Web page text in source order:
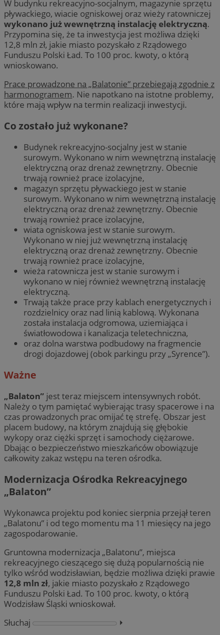
W budynku rekreacyjno-socjalnym, magazynie sprzętu
pływackiego, wiacie ogniskowej oraz wieży ratowniczej
wykonano już wewnętrzną instalację elektryczną.
Przypomina się, że ta inwestycja jest możliwa dzięki
12,8 mln zł, jakie miasto pozyskało z Rządowego
Funduszu Polski Ład. To 100 proc. kwoty, o którą
wnioskowano.
Prace prowadzone na „Balatonie” przebiegają zgodnie z
harmonogramem. Nie napotkano na istotne problemy,
które mają wpływ na termin realizacji inwestycji.
Co zostało już wykonane?
Budynek rekreacyjno-socjalny jest w stanie
surowym. Wykonano w nim wewnętrzną instalację
elektryczną oraz drenaż zewnętrzny. Obecnie
trwają rownież prace izolacyjne,
magazyn sprzętu pływackiego jest w stanie
surowym. Wykonano w nim wewnętrzną instalację
elektryczną oraz drenaż zewnętrzny. Obecnie
trwają rownież prace izolacyjne,
wiata ogniskowa jest w stanie surowym.
Wykonano w niej już wewnętrzną instalację
elektryczną oraz drenaż zewnętrzny. Obecnie
trwają rownież prace izolacyjne,
wieża ratownicza jest w stanie surowym i
wykonano w niej również wewnętrzną instalację
elektryczną.
Trwają także prace przy kablach energetycznych i
rozdzielnicy oraz nad linią kablową. Wykonana
została instalacja odgromowa, uziemiająca i
światłowodowa i kanalizacja teletechniczna,
oraz dolna warstwa podbudowy na fragmencie
drogi dojazdowej (obok parkingu przy „Syrence”).
Ważne
„Balaton” jest teraz miejscem intensywnych robót.
Należy o tym pamiętać wybierając trasy spacerowe i na
czas prowadzonych prac omijać tę strefę. Obszar jest
placem budowy, na którym znajdują się głębokie
wykopy oraz ciężki sprzęt i samochody ciężarowe.
Dbając o bezpieczeństwo mieszkańców obowiązuje
całkowity zakaz wstępu na teren ośrodka.
Modernizacja Ośrodka Rekreacyjnego
„Balaton”
Wykonawca projektu pod koniec sierpnia przejął teren
„Balatonu” i od tego momentu ma 11 miesięcy na jego
zagospodarowanie.
Gruntowna modernizacja „Balatonu”, miejsca
rekreacyjnego cieszącego się dużą popularnością nie
tylko wśród wodzisławian, będzie możliwa dzięki prawie
12,8 mln zł, jakie miasto pozyskało z Rządowego
Funduszu Polski Ład. To 100 proc. kwoty, o którą
Wodzisław Śląski wnioskował.
Słuchaj
⏵︎